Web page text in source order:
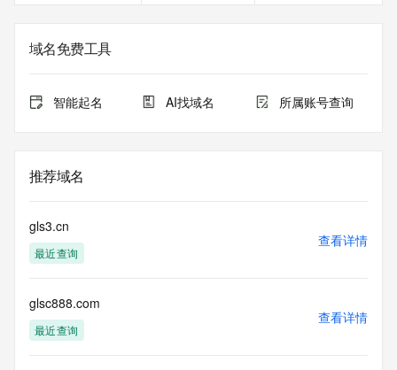
域名免费工具
智能起名 AI找域名 所属账号查询
推荐域名
gls3.cn
最近查询
查看详情
glsc888.com
最近查询
查看详情